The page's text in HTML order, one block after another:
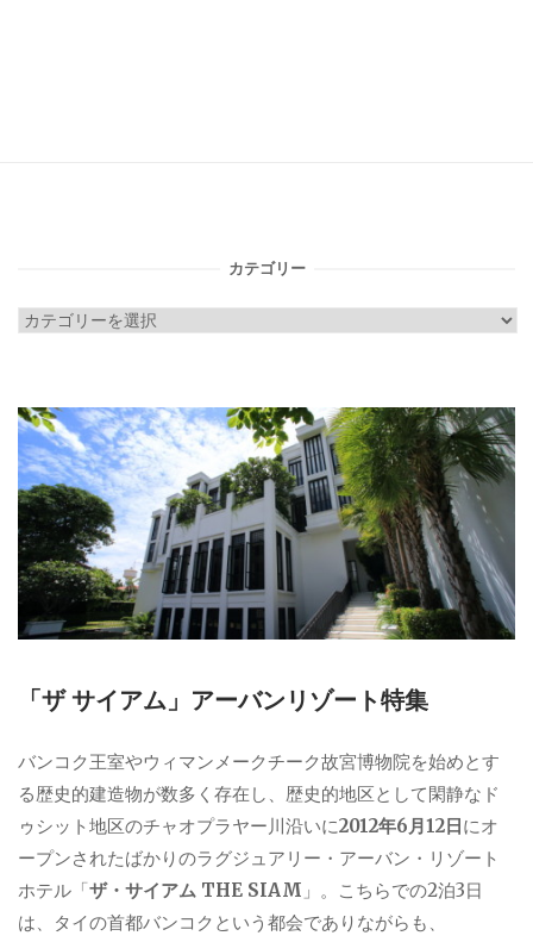
カテゴリー
カ
リ
ー
「ザ サイアム」アーバンリゾート特集
バンコク王室やウィマンメークチーク故宮博物院を始めとす
る歴史的建造物が数多く存在し、歴史的地区として閑静なド
ゥシット地区のチャオプラヤー川沿いに2012年6月12日にオ
ープンされたばかりのラグジュアリー・アーバン・リゾート
ホテル「ザ・サイアム THE SIAM 」。こちらでの2泊3日
は、タイの首都バンコクという都会でありながらも、